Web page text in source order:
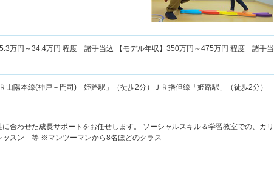
万円～34.4万円 程度 諸手当込 【モデル年収】 350万円～475万円 程度 諸手当
山陽本線(神戸－門司)「姫路駅」（徒歩2分）ＪＲ播但線「姫路駅」（徒歩2分）
合わせた成長サポートをお任せします。 ソーシャルスキル＆学習教室での、カリ
ッスン 等 ※マンツーマンから8名ほどのクラス